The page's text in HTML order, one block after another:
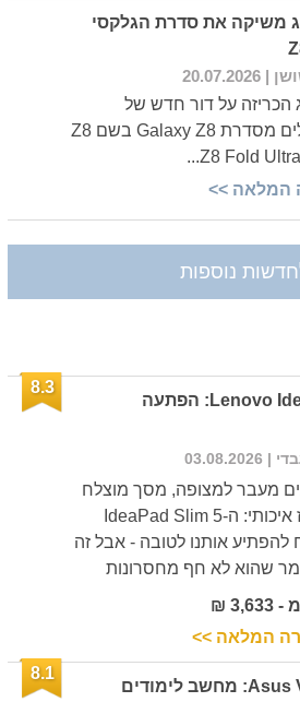
משיקה את סדרת הגלקסי
| 20.07.2026
הכריזה על דור חדש של
מתקפלים מסדרת Galaxy Z8 בשם Z8
המלאה >>
נוספות
Lenovo IdeaPad Slim 5 13ARP10: הפתעה
8.3
| 03.08.2026
מעבר למצופה, מסך מוצלח
ומארז איכותי: ה-IdeaPad Slim 5
להפתיע אותנו לטובה - אבל זה
שהוא לא חף מחסרונות
₪
המלאה >>
Asus Vivobook 14 X1407QA: מחשב לימודים
8.1